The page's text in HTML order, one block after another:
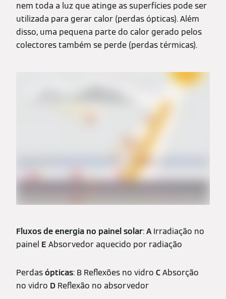
nem toda a luz que atinge as superfícies pode ser
utilizada para gerar calor (perdas ópticas). Além
disso, uma pequena parte do calor gerado pelos
colectores também se perde (perdas térmicas).
Fluxos de energia no painel solar:AIrradiação no
painel E Absorvedor aquecido por radiação
Perdasópticas: B Reflexões no vidro CAbsorção
no vidro D Reflexão no absorvedor